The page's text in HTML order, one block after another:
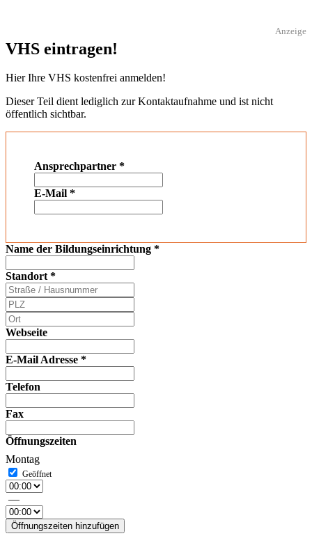
Anzeige
VHS eintragen!
Hier Ihre VHS kostenfrei anmelden!
Dieser Teil dient lediglich zur Kontaktaufnahme und ist nicht
öffentlich sichtbar.
Ansprechpartner *
E-Mail *
Name der Bildungseinrichtung *
Standort*
Webseite
E-Mail Adresse *
Telefon
Fax
Öffnungszeiten
Montag
—
Öffnungszeiten hinzufügen